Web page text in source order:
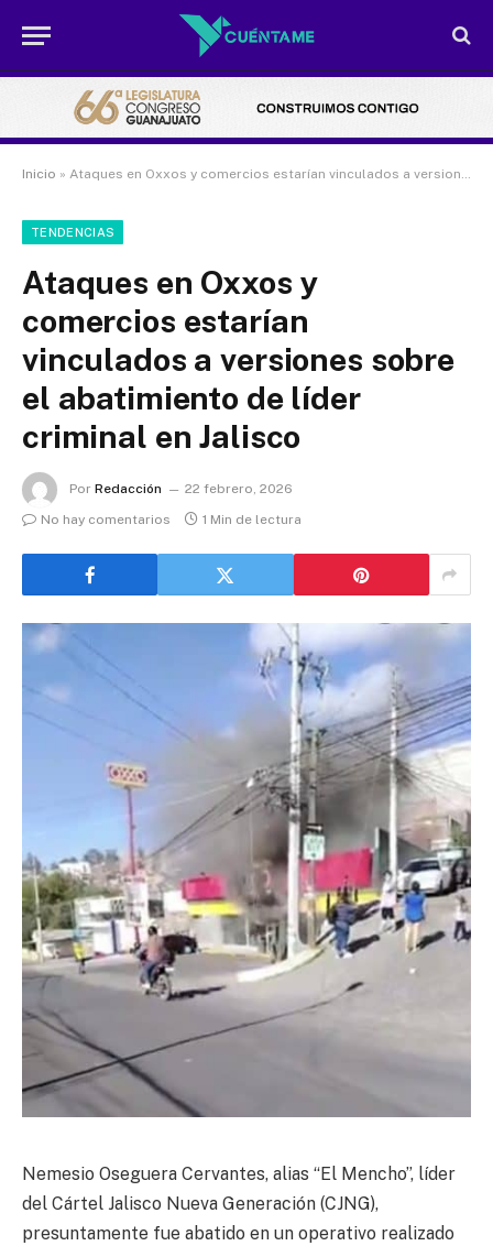
Inicio » Ataques en Oxxos y comercios estarían vinculados a versiones sobre el abatimiento de líder criminal en Jalisco
TENDENCIAS
Ataques en Oxxos y
comercios estarían
vinculados a versiones sobre
el abatimiento de líder
criminal en Jalisco
Por Redacción
22 febrero, 2026
No hay comentarios
1 Min de lectura
Nemesio Oseguera Cervantes, alias “El Mencho”, líder
del Cártel Jalisco Nueva Generación (CJNG),
presuntamente fue abatido en un operativo realizado